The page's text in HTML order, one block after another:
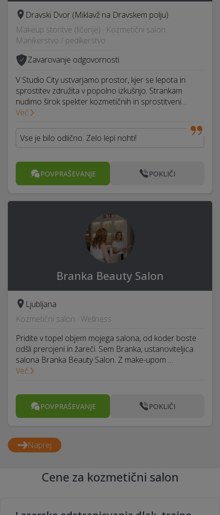
Dravski Dvor (Miklavž na Dravskem polju)
Makeup storitve (ličenje) · Kozmetični salon ·
Manikerstvo / pedikerstvo
Zavarovanje odgovornosti
V Studio City ustvarjamo prostor, kjer se lepota in
sprostitev združita v popolno izkušnjo. Strankam
nudimo širok spekter kozmetičnih in sprostitveni…
Več
Vse je bilo odlično. Zelo lepi nohti!
POVPRAŠEVANJE POKLIČI
Branka Beauty Salon
Ljubljana
Kozmetični salon · Wellness
Pridite v topel objem mojega salona, od koder boste
odšli prerojeni in žareči. Sem Branka, ustanoviteljica
salona Branka Beauty Salon. Z make-upom …
Več
POVPRAŠEVANJE POKLIČI
Naprej
Cene za kozmetični salon